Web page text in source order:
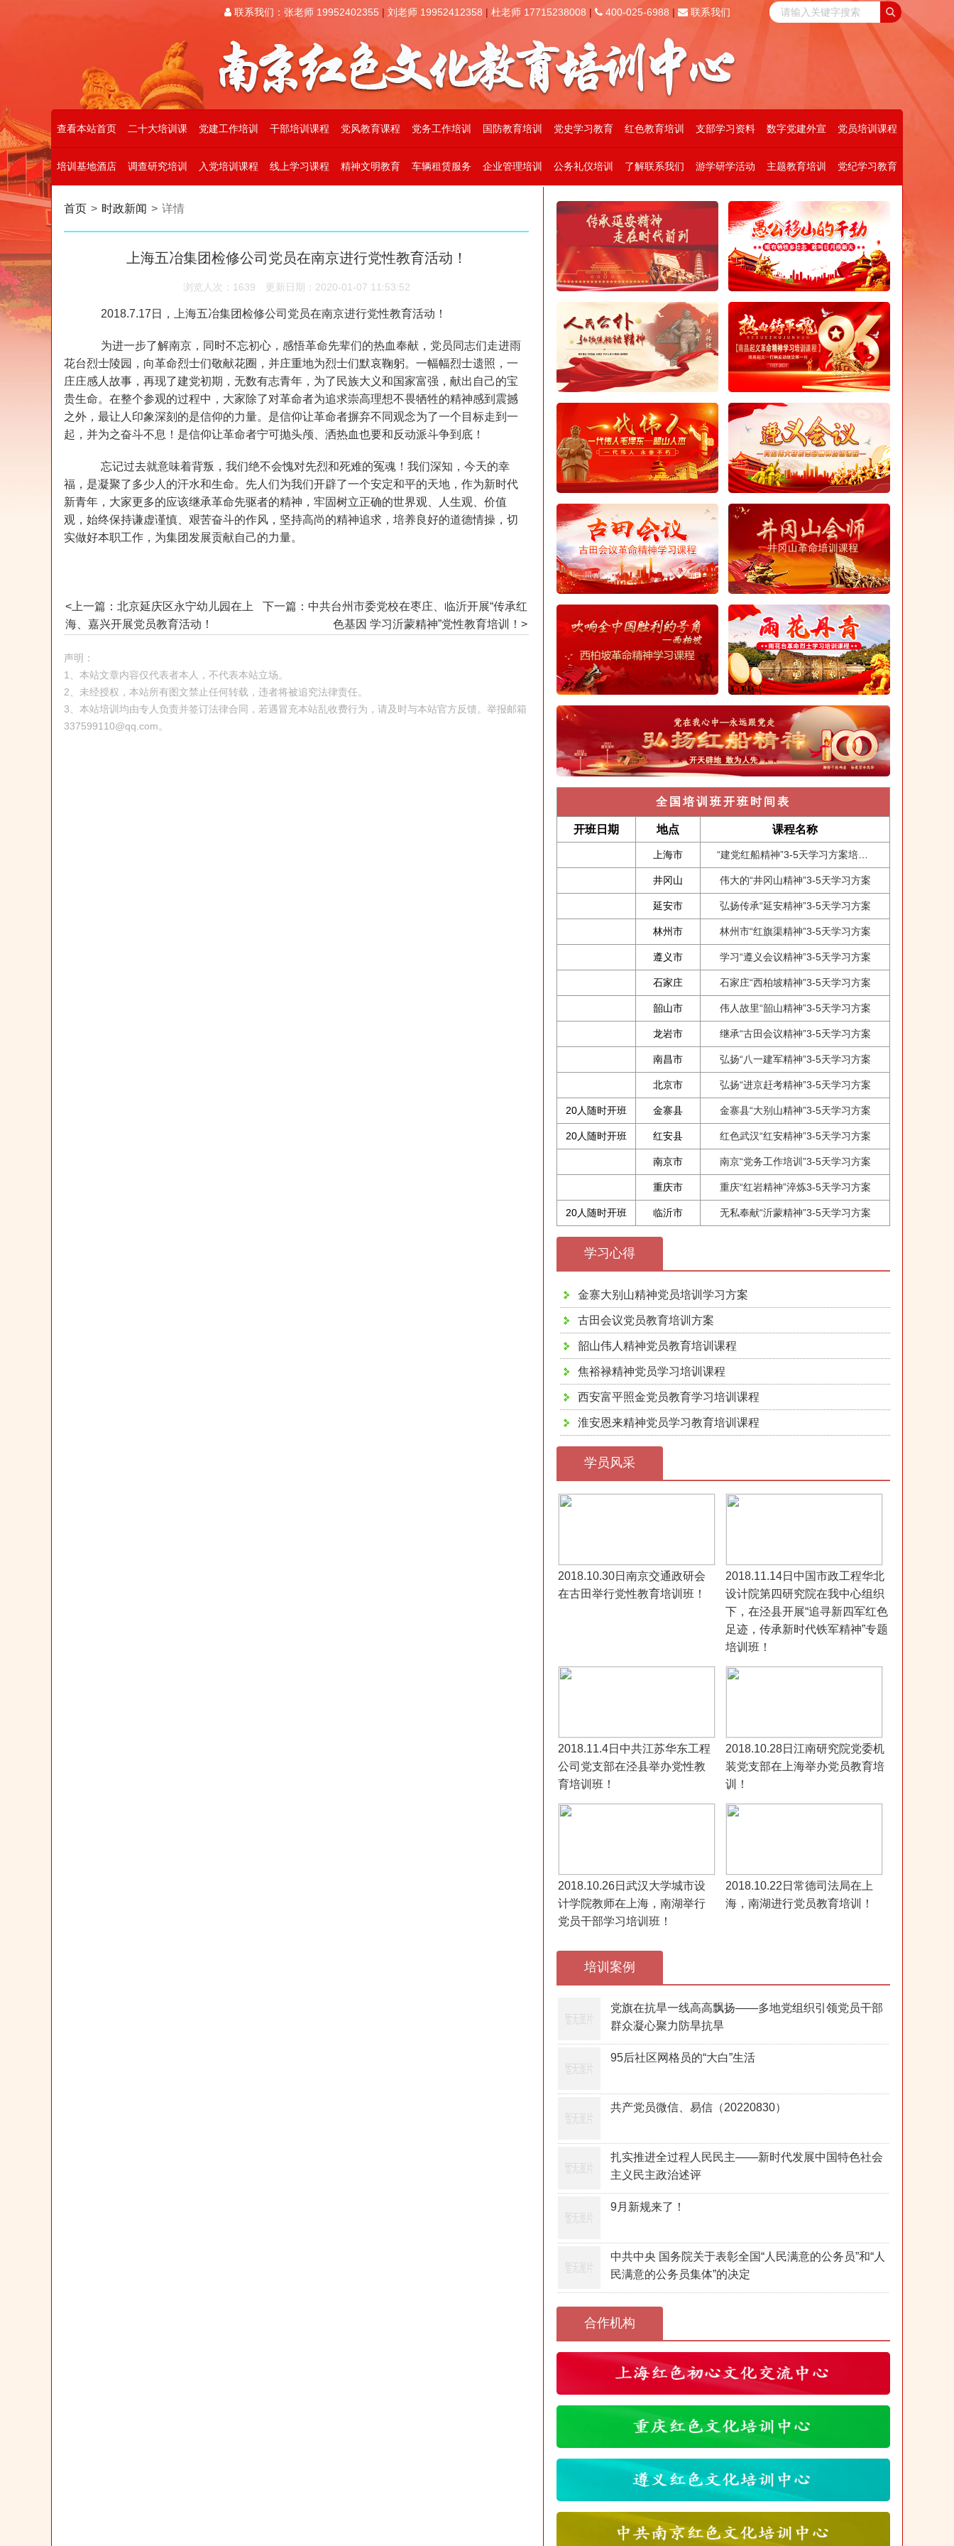
联系我们：张老师 19952402355 | 刘老师 19952412358 | 杜老师 17715238008 | 400-025-6988 | 联系我们
查看本站首页 二十大培训课 党建工作培训 干部培训课程 党风教育课程 党务工作培训 国防教育培训 党史学习教育 红色教育培训 支部学习资料 数字党建外宣 党员培训课程
培训基地酒店 调查研究培训 入党培训课程 线上学习课程 精神文明教育 车辆租赁服务 企业管理培训 公务礼仪培训 了解联系我们 游学研学活动 主题教育培训 党纪学习教育
首页 > 时政新闻 > 详情
上海五冶集团检修公司党员在南京进行党性教育活动！
浏览人次：1639 更新日期：2020-01-07 11:53:52
2018.7.17日，上海五冶集团检修公司党员在南京进行党性教育活动！
为进一步了解南京，同时不忘初心，感悟革命先辈们的热血奉献，党员同志们走进雨
花台烈士陵园，向革命烈士们敬献花圈，并庄重地为烈士们默哀鞠躬。一幅幅烈士遗照，一
庄庄感人故事，再现了建党初期，无数有志青年，为了民族大义和国家富强，献出自己的宝
贵生命。在整个参观的过程中，大家除了对革命者为追求崇高理想不畏牺牲的精神感到震撼
之外，最让人印象深刻的是信仰的力量。是信仰让革命者摒弃不同观念为了一个目标走到一
起，并为之奋斗不息！是信仰让革命者宁可抛头颅、洒热血也要和反动派斗争到底！
忘记过去就意味着背叛，我们绝不会愧对先烈和死难的冤魂！我们深知，今天的幸
福，是凝聚了多少人的汗水和生命。先人们为我们开辟了一个安定和平的天地，作为新时代
新青年，大家更多的应该继承革命先驱者的精神，牢固树立正确的世界观、人生观、价值
观，始终保持谦虚谨慎、艰苦奋斗的作风，坚持高尚的精神追求，培养良好的道德情操，切
实做好本职工作，为集团发展贡献自己的力量。
<上一篇：北京延庆区永宁幼儿园在上
海、嘉兴开展党员教育活动！
下一篇：中共台州市委党校在枣庄、临沂开展“传承红
色基因 学习沂蒙精神”党性教育培训！>
声明：
1、本站文章内容仅代表者本人，不代表本站立场。
2、未经授权，本站所有图文禁止任何转载，违者将被追究法律责任。
3、本站培训均由专人负责并签订法律合同，若遇冒充本站乱收费行为，请及时与本站官方反馈。举报邮箱
337599110@qq.com。
全国培训班开班时间表
开班日期 地点 课程名称
上海市
井冈山 伟大的“井冈山精神”3-5天学习方案
延安市 弘扬传承“延安精神”3-5天学习方案
林州市 林州市“红旗渠精神”3-5天学习方案
遵义市 学习“遵义会议精神”3-5天学习方案
石家庄 石家庄“西柏坡精神”3-5天学习方案
韶山市 伟人故里“韶山精神”3-5天学习方案
龙岩市 继承“古田会议精神”3-5天学习方案
南昌市 弘扬“八一建军精神”3-5天学习方案
北京市 弘扬“进京赶考精神”3-5天学习方案
20人随时开班 金寨县 金寨县“大别山精神”3-5天学习方案
20人随时开班 红安县 红色武汉“红安精神”3-5天学习方案
南京市 南京“党务工作培训”3-5天学习方案
重庆市 重庆“红岩精神”淬炼3-5天学习方案
20人随时开班 临沂市 无私奉献“沂蒙精神”3-5天学习方案
学习心得
金寨大别山精神党员培训学习方案
古田会议党员教育培训方案
韶山伟人精神党员教育培训课程
焦裕禄精神党员学习培训课程
西安富平照金党员教育学习培训课程
淮安恩来精神党员学习教育培训课程
学员风采
2018.10.30日南京交通政研会
在古田举行党性教育培训班！
2018.11.14日中国市政工程华北
设计院第四研究院在我中心组织
下，在泾县开展“追寻新四军红色
足迹，传承新时代铁军精神”专题
培训班！
2018.11.4日中共江苏华东工程
公司党支部在泾县举办党性教
育培训班！
2018.10.28日江南研究院党委机
装党支部在上海举办党员教育培
训！
2018.10.26日武汉大学城市设
计学院教师在上海，南湖举行
党员干部学习培训班！
2018.10.22日常德司法局在上
海，南湖进行党员教育培训！
培训案例
党旗在抗旱一线高高飘扬——多地党组织引领党员干部
群众凝心聚力防旱抗旱
95后社区网格员的“大白”生活
共产党员微信、易信（20220830）
扎实推进全过程人民民主——新时代发展中国特色社会
主义民主政治述评
9月新规来了！
中共中央 国务院关于表彰全国“人民满意的公务员”和“人
民满意的公务员集体”的决定
合作机构